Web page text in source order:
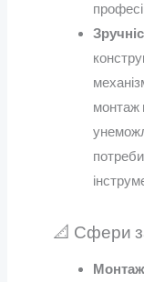
монтаж
📐 Сфери